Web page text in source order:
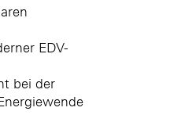
EDV-
bei der